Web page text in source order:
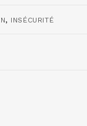
, INSÉCURITÉ